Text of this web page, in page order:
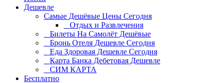
Дешевле
Самые Дешёвые Цены Сегодня
Отдых и Развлечения
Билеты На Самолёт Дешёвые
Бронь Отеля Дешевле Сегодня
Еда Здоровая Дешевле Сегодня
Карта Банка Дебетовая Дешевле
СИМ КАРТА
Бесплатно